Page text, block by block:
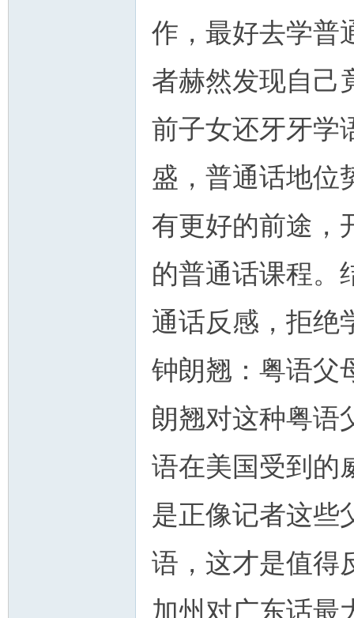
作，最好去学普
者赫然发现自己
前子女还牙牙学
盛，普通话地位
有更好的前途，
的普通话课程。
通话反感，拒绝
钟朗翘：粤语父
朗翘对这种粤语
语在美国受到的
是正像记者这些
语，这才是值得
加州对广东话最